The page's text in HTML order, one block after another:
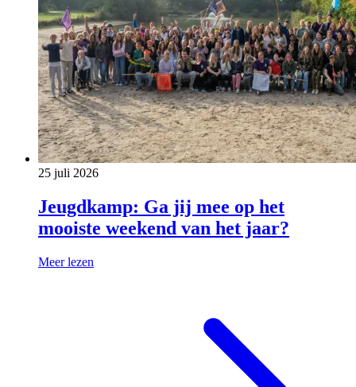
25 juli 2026
Jeugdkamp: Ga jij mee op het
mooiste weekend van het jaar?
Meer lezen